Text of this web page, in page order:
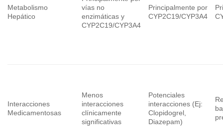
Metabolismo
Hepático
vías no
enzimáticas y
CYP2C19/CYP3A4
Principalmente por
CYP2C19/CYP3A4
Interacciones
Medicamentosas
Menos
interacciones
clínicamente
significativas
Potenciales
interacciones (Ej:
Clopidogrel,
Diazepam)